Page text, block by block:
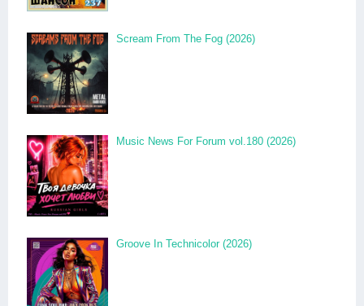
Scream From The Fog (2026)
Music News For Forum vol.180 (2026)
Groove In Technicolor (2026)